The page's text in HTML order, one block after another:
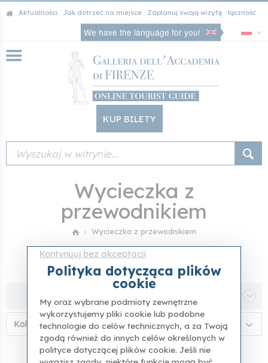
Aktualności Jak dotrzeć na miejsce Zaplanuj swoją wizytę łączność
We have the language for you!
KUP BILETY
Wycieczka z
przewodnikiem
Wycieczka z przewodnikiem
Filters
Kolejność alfabetyczna (A–Z)
Kontynuuj bez akceptacji
Polityka dotycząca plików
cookie
My oraz wybrane podmioty zewnętrzne
wykorzystujemy pliki cookie lub podobne
technologie do celów technicznych, a za Twoją
zgodą również do innych celów określonych w
polityce dotyczącej plików cookie. Jeśli nie